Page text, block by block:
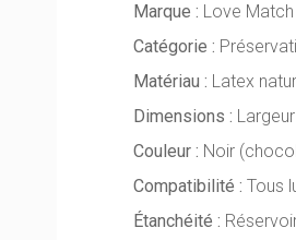
Marque : Love Match
Catégorie :
Matériau : Latex
Dimensions :
Couleur : Noir
Compatibilité : Tous
Étanchéité :